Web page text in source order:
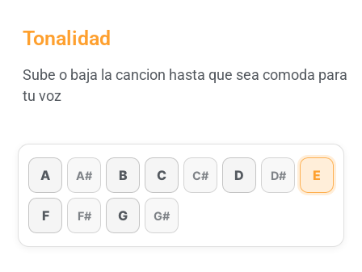
Tonalidad
Sube o baja la cancion hasta que sea comoda para
tu voz
A A# B C C# D D# E
F F# G G#